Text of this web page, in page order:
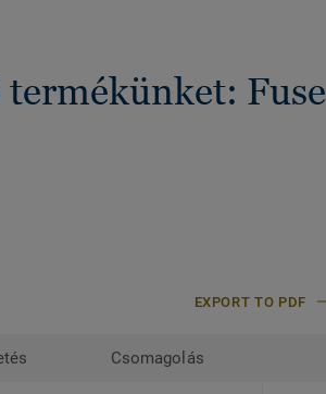
Fuse
EXPORT TO PDF
Csomagolás